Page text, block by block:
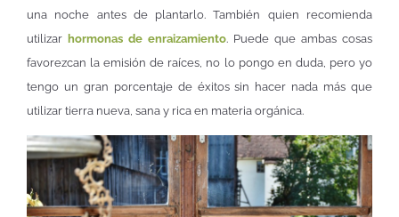
una noche antes de plantarlo. También quien recomienda
utilizar hormonas de enraizamiento. Puede que ambas cosas
favorezcan la emisión de raíces, no lo pongo en duda, pero yo
tengo un gran porcentaje de éxitos sin hacer nada más que
utilizar tierra nueva, sana y rica en materia orgánica.